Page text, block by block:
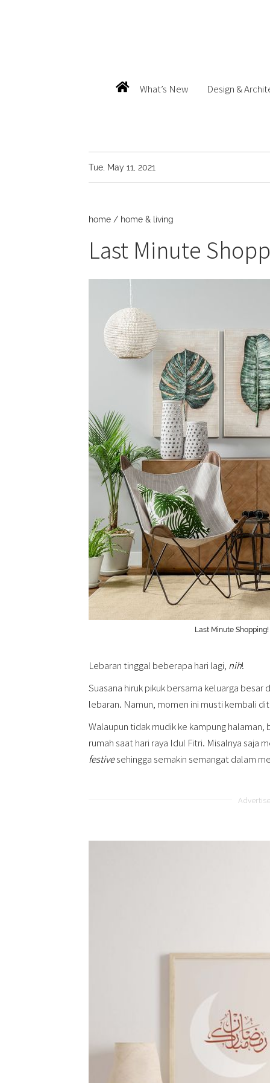
What’s New Design &
Tue, May 11, 2021
home / home & living
Last Minute
Last Minute
Lebaran tinggal beberapa hari lagi, nih!
Suasana hiruk pikuk bersama keluarga
lebaran. Namun, momen ini musti kembali
Walaupun tidak mudik ke kampung halaman,
rumah saat hari raya Idul Fitri. Misalnya saja
festivesehingga semakin semangat dalam